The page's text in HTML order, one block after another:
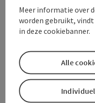
Meer informatie over
worden gebruikt, vindt
in deze cookiebanner.
Alle